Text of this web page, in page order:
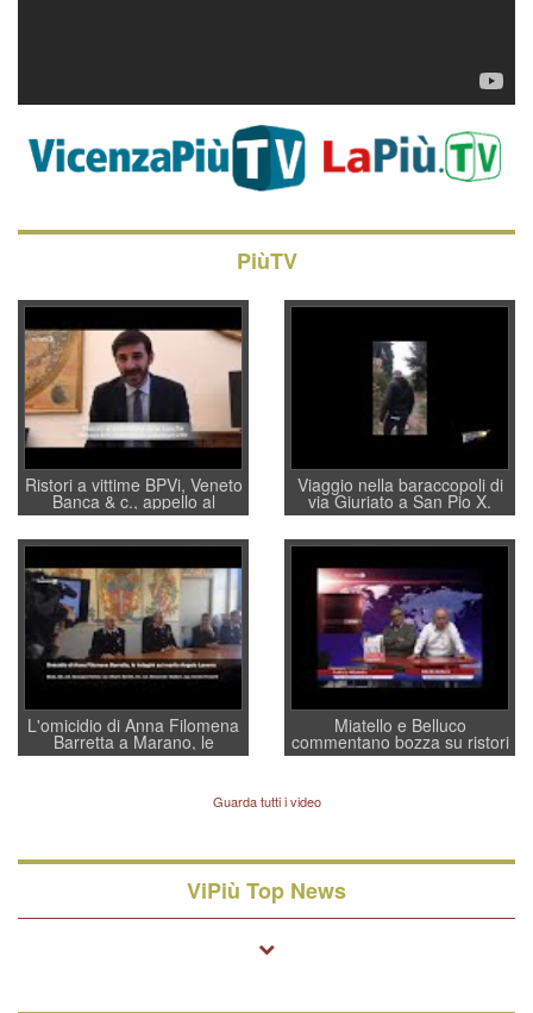
PiùTV
Ristori a vittime BPVi, Veneto
Banca & c., appello al
sottosegretario Alessio
Villarosa: per mettere ordine
convochi con Di Maio CNCU
a supporto della cabina di
regia al Mef
Viaggio nella baraccopoli di
via Giuriato a San Pio X.
Vicenza ai Vicentini: “faremo
un regalo di Natale ai
residenti”
L'omicidio di Anna Filomena
Barretta a Marano, le
indagini dei carabinieri di
quelle di... Barbara D'Urso
Miatello e Belluco
commentano bozza su ristori
BPVi e Veneto Banca
Guarda tutti i video
ViPiù Top News